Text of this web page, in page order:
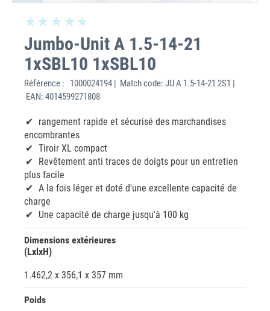
Jumbo-Unit A 1.5-14-21
1xSBL10 1xSBL10
Référence :
1000024194 | Match code: JU A 1.5-14-21 2S1 |
EAN: 4014599271808
rangement rapide et sécurisé des marchandises
encombrantes
Tiroir XL compact
Revêtement anti traces de doigts pour un entretien
plus facile
A la fois léger et doté d'une excellente capacité de
charge
Une capacité de charge jusqu'à 100 kg
Dimensions extérieures
(LxlxH)
1.462,2 x 356,1 x 357 mm
Poids